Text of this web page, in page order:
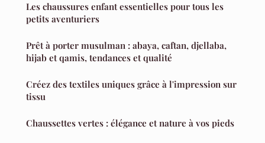
Les chaussures enfant essentielles pour tous les
petits aventuriers
Prêt à porter musulman : abaya, caftan, djellaba,
hijab et qamis, tendances et qualité
Créez des textiles uniques grâce à l'impression sur
tissu
Chaussettes vertes : élégance et nature à vos pieds